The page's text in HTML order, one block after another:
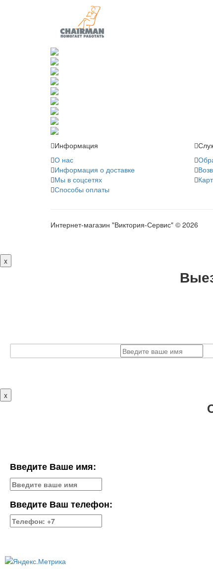
Информация
О нас
Информация о доставке
Мы в соцсетях
Способы оплаты
Интернет-магазин "Виктория-Сервис" © 2026
x
x
Введите Ваше имя:
Введите Ваш телефон: